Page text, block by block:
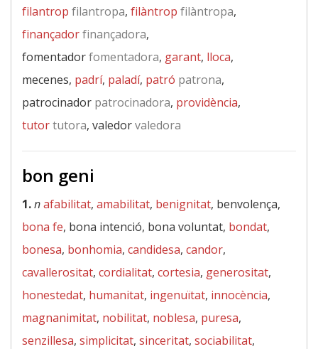
filantrop filantropa, filàntrop filàntropa,
finançadorfinançadora,
fomentadorfomentadora, garant, lloca,
mecenes, padrí, paladí, patró patrona,
patrocinador patrocinadora, providència,
tutortutora, valedorvaledora
bon geni
1.nafabilitat, amabilitat, benignitat, benvolença,
bona fe, bona intenció, bona voluntat, bondat,
bonesa, bonhomia, candidesa, candor,
cavallerositat, cordialitat, cortesia, generositat,
honestedat, humanitat, ingenuïtat, innocència,
magnanimitat, nobilitat, noblesa, puresa,
senzillesa, simplicitat, sinceritat, sociabilitat,